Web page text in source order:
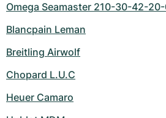
Omega Seamaster 210-30-42-
Blancpain Leman
Breitling Airwolf
Chopard L.U.C
Heuer Camaro